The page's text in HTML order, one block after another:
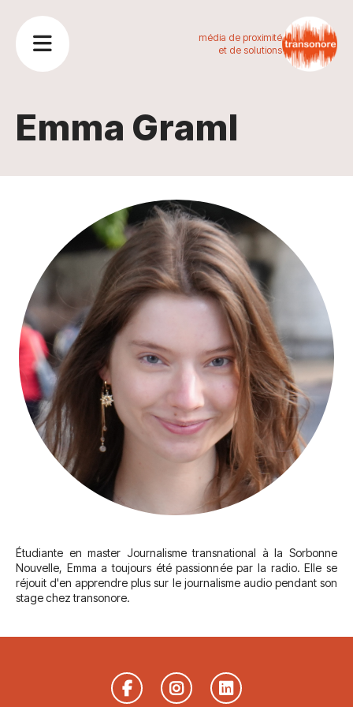
média de proximité
et de solutions
Emma Graml
Étudiante en master Journalisme transnational à la Sorbonne
Nouvelle, Emma a toujours été passionnée par la radio. Elle se
réjouit d'en apprendre plus sur le journalisme audio pendant son
stage chez transonore.